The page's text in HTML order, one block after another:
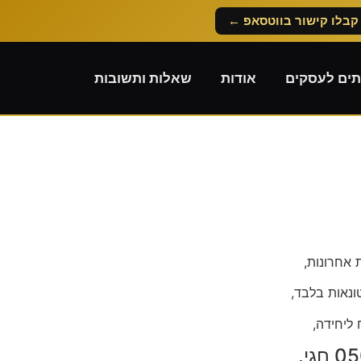
קבלו קישור בווטסאפ ←
לעסקים אודות שאלות ותשובות
בלבד,